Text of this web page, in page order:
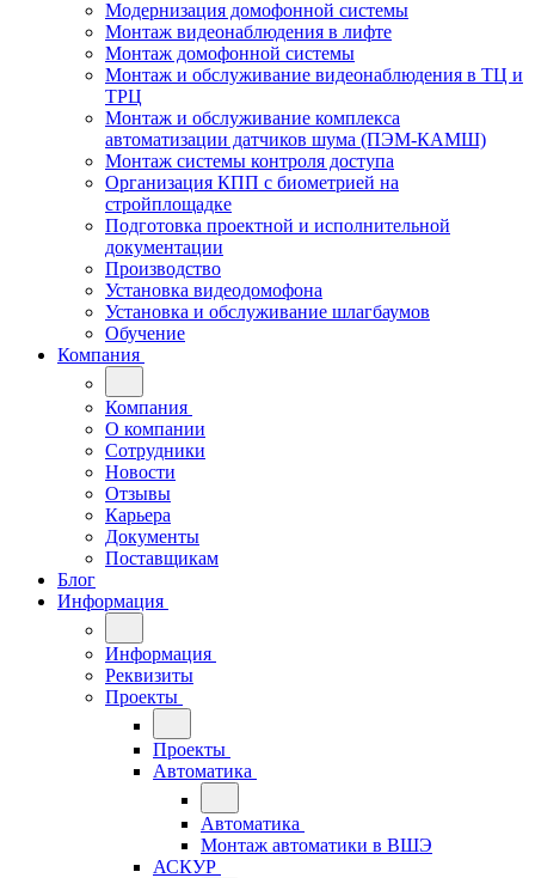
Модернизация домофонной системы
Монтаж видеонаблюдения в лифте
Монтаж домофонной системы
Монтаж и обслуживание видеонаблюдения в ТЦ и
ТРЦ
Монтаж и обслуживание комплекса
автоматизации датчиков шума (ПЭМ-КАМШ)
Монтаж системы контроля доступа
Организация КПП с биометрией на
стройплощадке
Подготовка проектной и исполнительной
документации
Производство
Установка видеодомофона
Установка и обслуживание шлагбаумов
Обучение
Компания
Компания
О компании
Сотрудники
Новости
Отзывы
Карьера
Документы
Поставщикам
Блог
Информация
Информация
Реквизиты
Проекты
Проекты
Автоматика
Автоматика
Монтаж автоматики в ВШЭ
АСКУР